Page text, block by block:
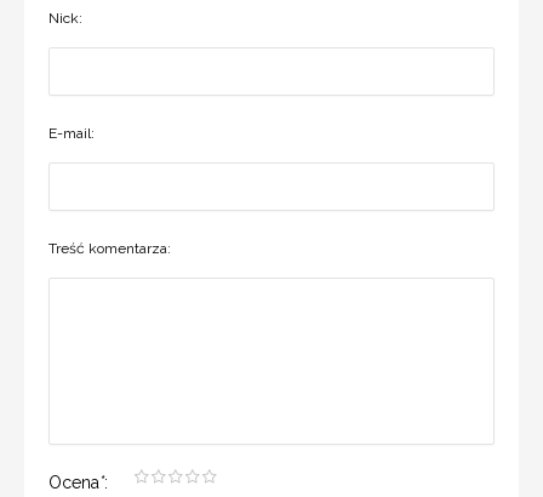
Nick:
E-mail:
Treść komentarza:
Ocena*: